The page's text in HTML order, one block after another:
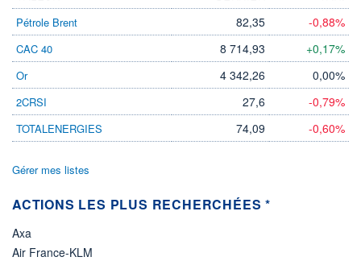
Pétrole Brent
82,35 -0,88%
CAC 40 8 714,93 +0,17%
Or 4 342,26 0,00%
2CRSI 27,6 -0,79%
TOTALENERGIES 74,09 -0,60%
Gérer mes listes
ACTIONS LES PLUS RECHERCHÉES *
Axa
Air France-KLM